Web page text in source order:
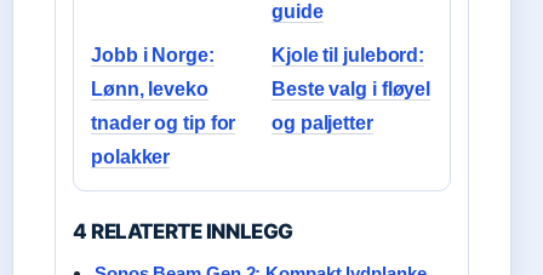
guide
Jobb i Norge:
Lønn, leveko
tnader og tip for
polakker
Kjole til julebord:
Beste valg i fløyel
og paljetter
4 RELATERTE INNLEGG